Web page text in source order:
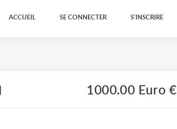
ACCUEIL SE CONNECTER S'INSCRIRE
1000.00 Euro €